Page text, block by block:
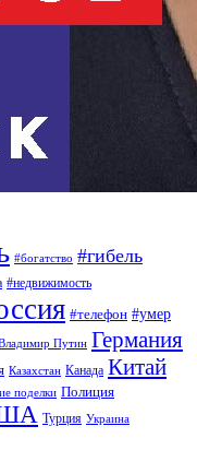
#богатство #гибель
#недвижимость
#телефон #умер
Путин Германия
Казахстан Канада Китай
поделки Полиция
Турция Украина